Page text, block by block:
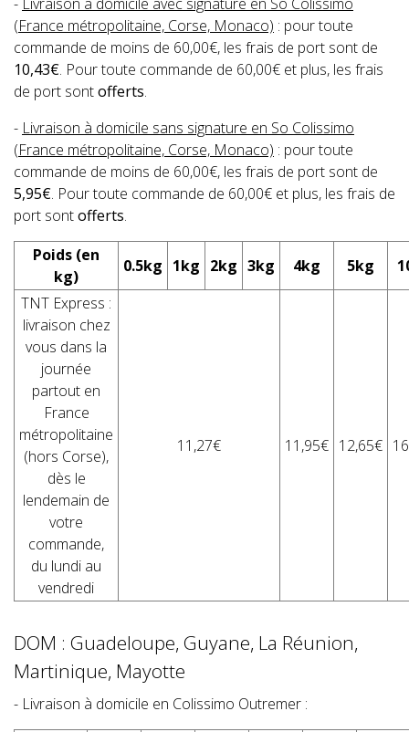
(France métropolitaine, Corse, Monaco) : pour toute
commande de moins de 60,00€, les frais de port sont de
10,43€. Pour toute commande de 60,00€ et plus, les frais
de port sontofferts.
- Livraison à domicile sans signature en So Colissimo
(France métropolitaine, Corse, Monaco) : pour toute
commande de moins de 60,00€, les frais de port sont de
5,95€. Pour toute commande de 60,00€ et plus, les frais de
port sontofferts.
Poids (en
kg)
0.5kg 1kg 2kg 3kg 4kg 5kg
TNT Express :
livraison chez
vous dans la
journée
partout en
France
métropolitaine
(hors Corse),
dès le
lendemain de
votre
commande,
du lundi au
vendredi
11,27€ 11,95€ 12,65€
DOM : Guadeloupe, Guyane, La Réunion,
Martinique, Mayotte
- Livraison à domicile en Colissimo Outremer :